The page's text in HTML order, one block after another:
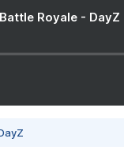
Royale - DayZ